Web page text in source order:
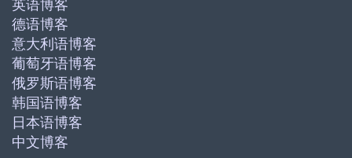
英语博客
德语博客
意大利语博客
葡萄牙语博客
俄罗斯语博客
韩国语博客
日本语博客
中文博客